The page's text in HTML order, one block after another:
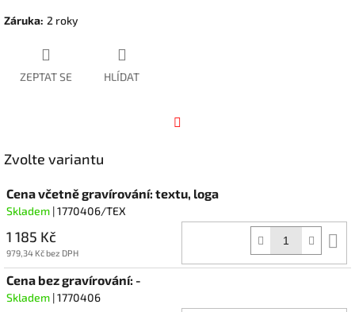
Záruka: 2 roky
ZEPTAT SE HLÍDAT
Zvolte variantu
Cena včetně gravírování: textu, loga
Skladem | 1770406/TEX
1 185 Kč
979,34 Kč bez DPH
Cena bez gravírování: -
Skladem | 1770406